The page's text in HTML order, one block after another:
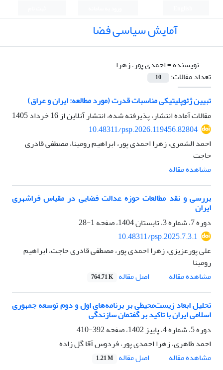
آمایش سیاسی فضا
نویسنده =احمدی پور، زهرا
تعداد مقالات:
10
تبیین ژئوپلیتیکی مناسبات قدرت (مورد مطالعه: ایران و عراق)
مقالات آماده انتشار، پذیرفته شده، انتشار آنلاین از16 خرداد 1405
10.48311/psp.2026.119456.82804
احمد الشمری، زهرا احمدی پور، ابراهیم رومینا، مصطفی قادری
حاجت
مشاهده مقاله
بررسی و نقد مطالعات حوزه عدالت فضایی در مقیاس فراشهری
ایران
دوره 7، شماره 3، تابستان 1404، صفحه
1-28
10.48311/psp.2025.7.3.1
علی پورعزیزی، زهرا احمدی پور، مصطفی قادری حاجت، ابراهیم
رومینا
مشاهده مقاله
اصل مقاله 764.71 K
تحلیل ابعاد زیست‌محیطی بر برنامه‌های اول و دوم توسعه جمهوری
اسلامی ایران با تاکید بر گفتمان سازندگی
دوره 5، شماره 4، پاییز 1402، صفحه
392-410
احمد طاهری، زهرا احمدی پور، فردوس آقا گل زاده
مشاهده مقاله
اصل مقاله 1.21 M